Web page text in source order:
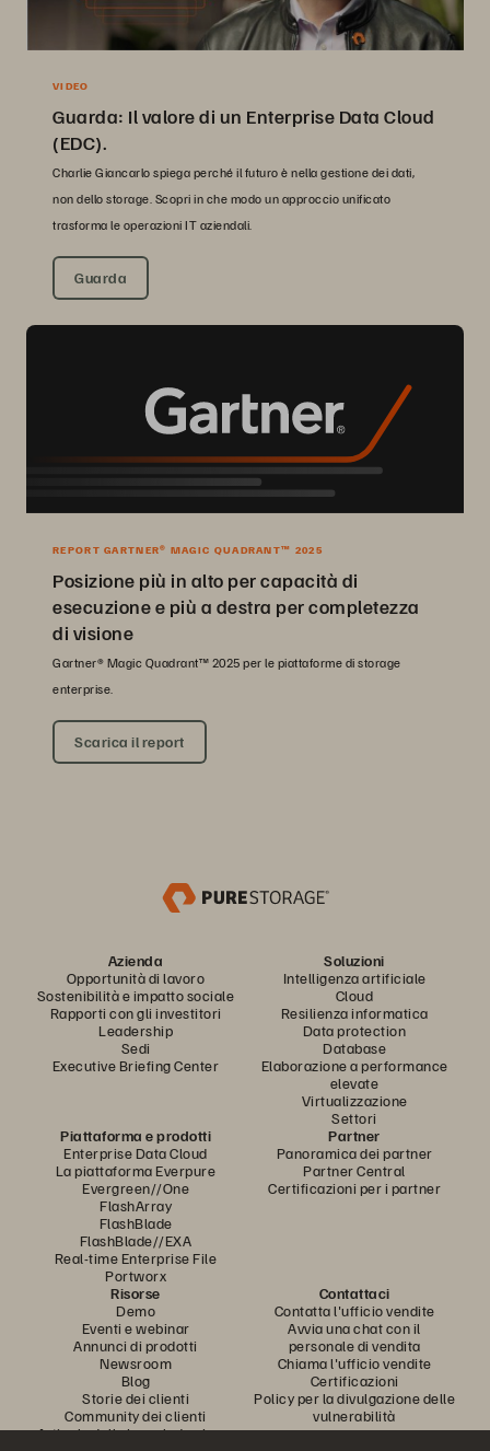
VIDEO
Guarda: Il valore di un Enterprise Data Cloud
(EDC).
Charlie Giancarlo spiega perché il futuro è nella gestione dei dati,
non dello storage. Scopri in che modo un approccio unificato
trasforma le operazioni IT aziendali.
Guarda
REPORT GARTNER® MAGIC QUADRANT™ 2025
Posizione più in alto per capacità di
esecuzione e più a destra per completezza
di visione
Gartner® Magic Quadrant™ 2025 per le piattaforme di storage
enterprise.
Scarica il report
Azienda
Opportunità di lavoro
Sostenibilità e impatto sociale
Rapporti con gli investitori
Leadership
Sedi
Executive Briefing Center
Soluzioni
Intelligenza artificiale
Cloud
Resilienza informatica
Data protection
Database
Elaborazione a performance
elevate
Virtualizzazione
Settori
Piattaforma e prodotti
Enterprise Data Cloud
La piattaforma Everpure
Evergreen//One
FlashArray
FlashBlade
FlashBlade//EXA
Real-time Enterprise File
Portworx
Partner
Panoramica dei partner
Partner Central
Certificazioni per i partner
Risorse
Demo
Eventi e webinar
Annunci di prodotti
Newsroom
Blog
Storie dei clienti
Community dei clienti
Articolo della knowledge base
Contattaci
Contatta l'ufficio vendite
Avvia una chat con il
personale di vendita
Chiama l'ufficio vendite
Certificazioni
Policy per la divulgazione delle
vulnerabilità